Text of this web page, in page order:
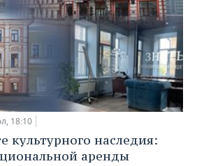
18:10
культурного наследия:
аренды